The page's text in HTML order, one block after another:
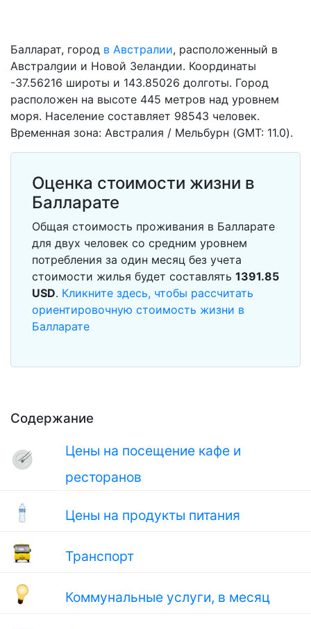
Содержание
Цены на посещение кафе и
ресторанов
Цены на продукты питания
Транспорт
Коммунальные услуги, в месяц
Балларат, город в Австралии, расположенный в
Австралgии и Новой Зеландии. Координаты
-37.56216 широты и 143.85026 долготы. Город
расположен на высоте 445 метров над уровнем
моря. Население составляет 98543 человек.
Временная зона: Австралия / Мельбурн (GMT: 11.0).
Оценка стоимости жизни в
Балларате
Общая стоимость проживания в Балларате
для двух человек со средним уровнем
потребления за один месяц без учета
стоимости жилья будет составлять 1391.85
USD. Кликните здесь, чтобы рассчитать
ориентировочную стоимость жизни в
Балларате